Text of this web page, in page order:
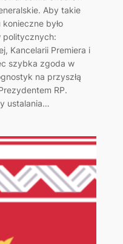
Aby takie
było
politycznych:
Kancelarii Premiera i
szybka zgoda w
na przyszłą
RP.
ustalania…